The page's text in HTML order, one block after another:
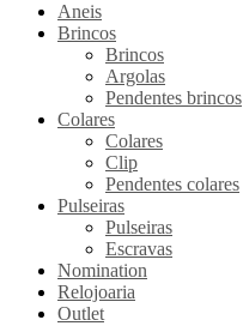
Aneis
Brincos
Brincos
Argolas
Pendentes brincos
Colares
Colares
Clip
Pendentes colares
Pulseiras
Pulseiras
Escravas
Nomination
Relojoaria
Outlet